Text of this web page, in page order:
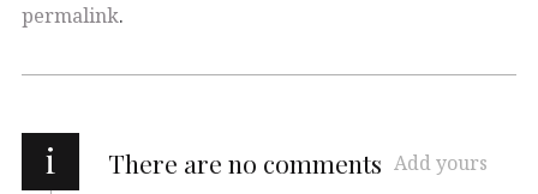
permalink.
i There are no comments Add yours